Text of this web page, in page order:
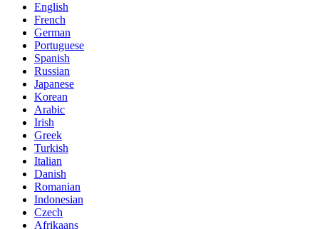
English
French
German
Portuguese
Spanish
Russian
Japanese
Korean
Arabic
Irish
Greek
Turkish
Italian
Danish
Romanian
Indonesian
Czech
Afrikaans